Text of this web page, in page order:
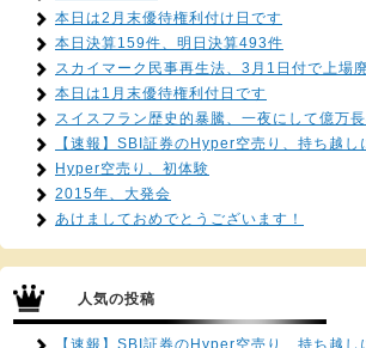
本日は2月末優待権利付け日です
本日決算159件、明日決算493件
スカイマーク民事再生法、3月1日付で上場
本日は1月末優待権利付日です
スイスフラン歴史的暴騰、一夜にして億万
【速報】SBI証券のHyper空売り、持ち越し
Hyper空売り、初体験
2015年、大発会
あけましておめでとうございます！
人気の投稿
【速報】SBI証券のHyper空売り、持ち越し